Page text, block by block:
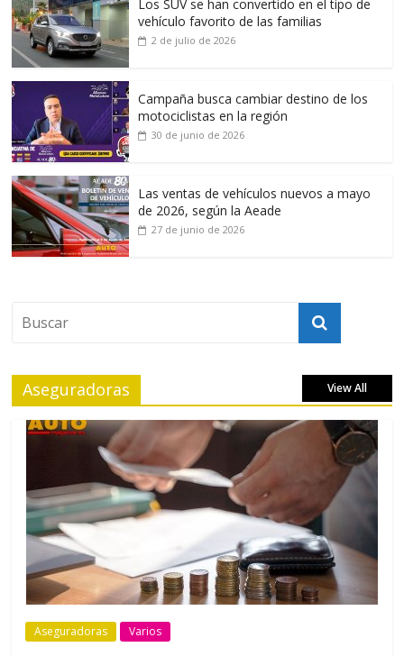
Los SUV se han convertido en el tipo de
vehículo favorito de las familias
2 de julio de 2026
Campaña busca cambiar destino de los
motociclistas en la región
30 de junio de 2026
Las ventas de vehículos nuevos a mayo
de 2026, según la Aeade
27 de junio de 2026
Aseguradoras View All
Aseguradoras Varios